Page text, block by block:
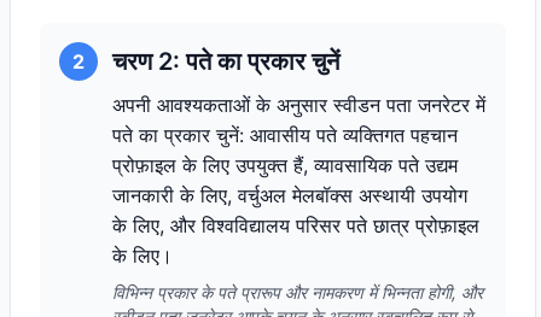
2 चरण 2: पते का प्रकार चुनें
अपनी आवश्यकताओं के अनुसार स्वीडन पता जनरेटर में
पते का प्रकार चुनें: आवासीय पते व्यक्तिगत पहचान
प्रोफ़ाइल के लिए उपयुक्त हैं, व्यावसायिक पते उद्यम
जानकारी के लिए, वर्चुअल मेलबॉक्स अस्थायी उपयोग
के लिए, और विश्वविद्यालय परिसर पते छात्र प्रोफ़ाइल
के लिए।
विभिन्न प्रकार के पते प्रारूप और नामकरण में भिन्नता होगी, और